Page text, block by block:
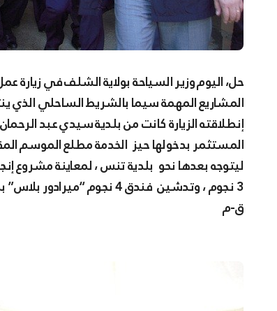
حل، اليوم وزير السياحة بولاية الشلف في زيارة عمل وتفقد لقطاعه. الزيارة ستكون فرصة للاطلاع على عدد من
المشاريع المهمة سيما بالشريط الساحلي الذي
إنطلاقته الزيارة كانت من بلدية سيدي عبد
المستثمر بدخولها حيز الخدمة مطلع الموسم
ليتوجه بعدها نحو بلدية تنس ، لمعاينة مشروع
3 نجوم ، وتدشين فندق 4 نجوم “ميرادور بلاس” بذات البلدية .
ق-م